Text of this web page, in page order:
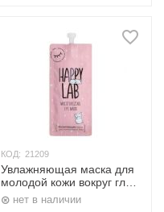
КОД: 21209
Увлажняющая маска для
молодой кожи вокруг глаз
/ Moisturizing Eye Mask,
20 мл. Happy Lab
нет в наличии